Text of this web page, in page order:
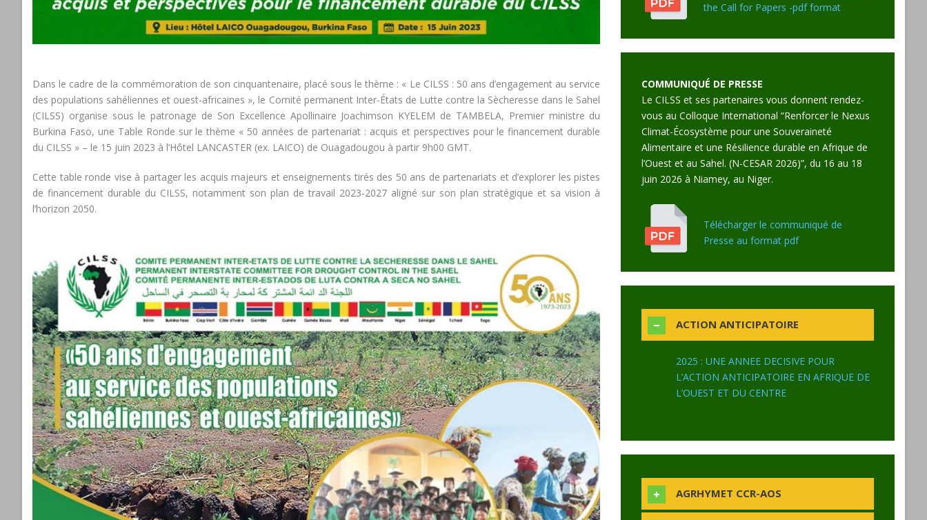
Dans le cadre de la commémoration de son cinquantenaire, placé sous le thème : « Le CILSS : 50 ans d’engagement au service
des populations sahéliennes et ouest-africaines », le Comité permanent Inter-États de Lutte contre la Sècheresse dans le Sahel
(CILSS) organise sous le patronage de Son Excellence Apollinaire Joachimson KYELEM de TAMBELA, Premier ministre du
Burkina Faso, une Table Ronde sur le thème « 50 années de partenariat : acquis et perspectives pour le financement durable
du CILSS » – le 15 juin 2023 à l’Hôtel LANCASTER (ex. LAICO) de Ouagadougou à partir 9h00 GMT.
Cette table ronde vise à partager les acquis majeurs et enseignements tirés des 50 ans de partenariats et d’explorer les pistes
de financement durable du CILSS, notamment son plan de travail 2023-2027 aligné sur son plan stratégique et sa vision à
l’horizon 2050.
the Call for Papers -pdf format
COMMUNIQUÉ DE PRESSE
Le CILSS et ses partenaires vous donnent rendez-
vous au Colloque International “Renforcer le Nexus
Climat-Écosystème pour une Souveraineté
Alimentaire et une Résilience durable en Afrique de
l’Ouest et au Sahel. (N-CESAR 2026)”, du 16 au 18
juin 2026 à Niamey, au Niger.
Télécharger le communiqué de
Presse au format pdf
ACTION ANTICIPATOIRE
2025 : UNE ANNEE DECISIVE POUR
L’ACTION ANTICIPATOIRE EN AFRIQUE DE
L’OUEST ET DU CENTRE
AGRHYMET CCR-AOS